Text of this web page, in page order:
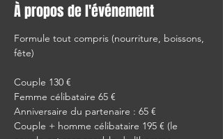
À propos de l'événement
Formule tout compris (nourriture, boissons,
fête)
Couple 130 €
Femme célibataire 65 €
Anniversaire du partenaire : 65 €
Couple + homme célibataire 195 € (le